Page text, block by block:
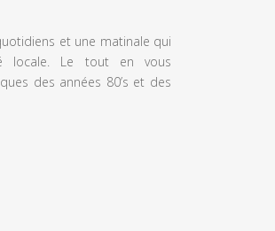
et une matinale qui
locale. Le tout en vous
des années 80’s et des